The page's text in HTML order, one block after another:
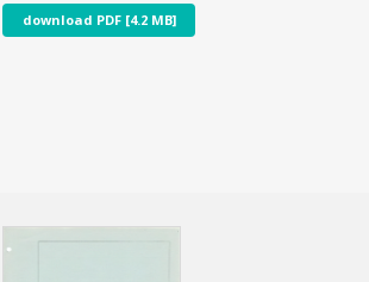
download PDF [4.2 MB]